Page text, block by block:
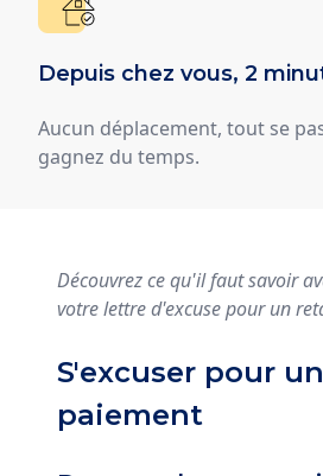
Depuis chez vous, 2
Aucun déplacement, tout se
gagnez du temps.
Découvrez ce qu'il faut savoir
votre lettre d'excuse pour un
S'excuser pour
paiement